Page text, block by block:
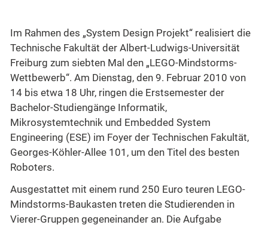
Im Rahmen des „System Design Projekt“ realisiert die
Technische Fakultät der Albert-Ludwigs-Universität
Freiburg zum siebten Mal den „LEGO-Mindstorms-
Wettbewerb“. Am Dienstag, den 9. Februar 2010 von
14 bis etwa 18 Uhr, ringen die Erstsemester der
Bachelor-Studiengänge Informatik,
Mikrosystemtechnik und Embedded System
Engineering (ESE) im Foyer der Technischen Fakultät,
Georges-Köhler-Allee 101, um den Titel des besten
Roboters.
Ausgestattet mit einem rund 250 Euro teuren LEGO-
Mindstorms-Baukasten treten die Studierenden in
Vierer-Gruppen gegeneinander an. Die Aufgabe